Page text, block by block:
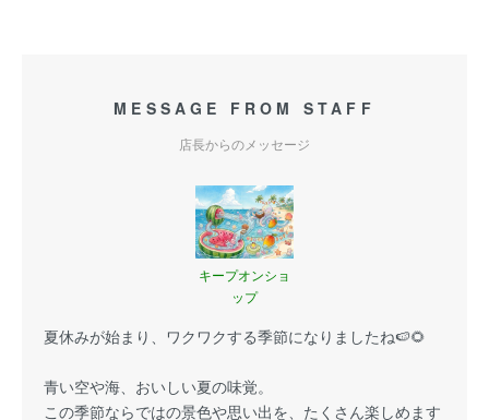
MESSAGE FROM STAFF
店長からのメッセージ
キープオンショ
ップ
夏休みが始まり、ワクワクする季節になりましたね🍉🌻
青い空や海、おいしい夏の味覚。
この季節ならではの景色や思い出を、たくさん楽しめます